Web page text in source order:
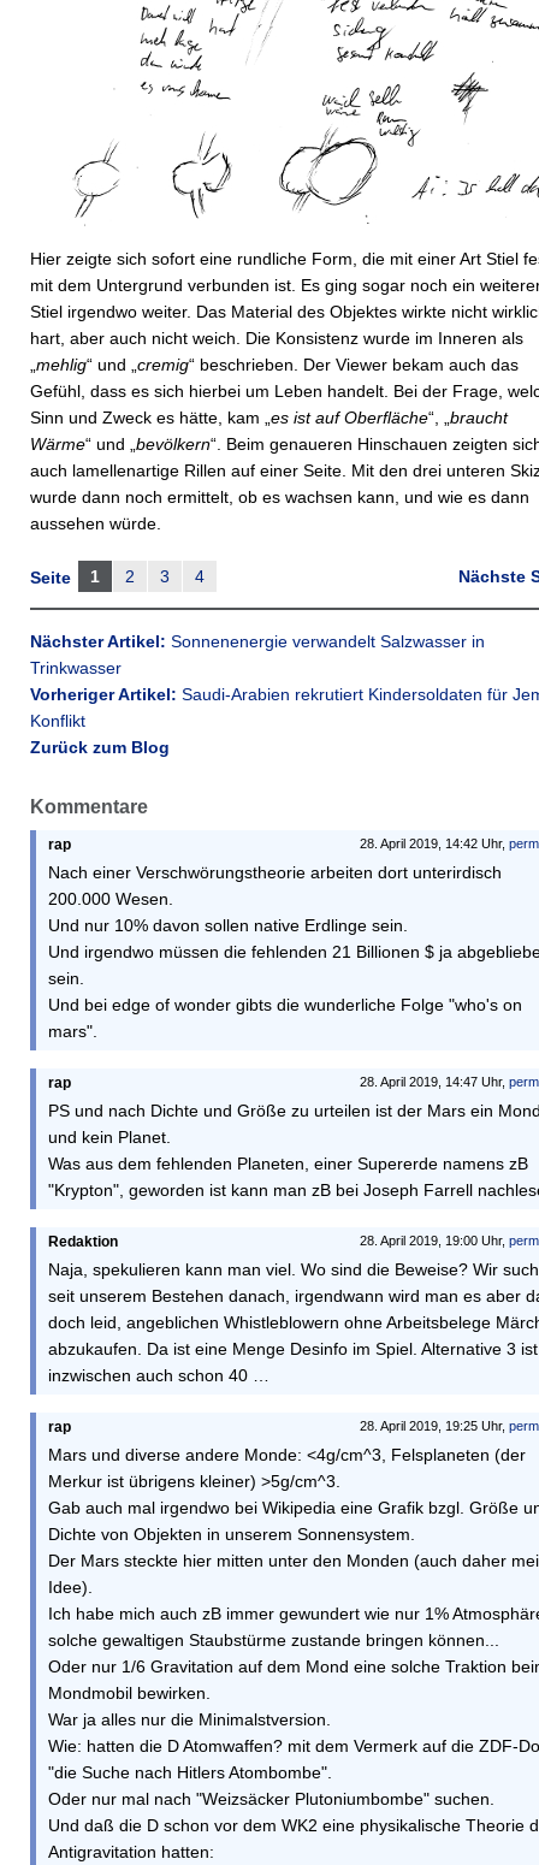
Hier zeigte sich sofort eine rundliche Form, die mit einer Art Stiel
mit dem Untergrund verbunden ist. Es ging sogar noch ein
Stiel irgendwo weiter. Das Material des Objektes wirkte nicht
hart, aber auch nicht weich. Die Konsistenz wurde im Inneren als
mehlig“ und „ cremig“ beschrieben. Der Viewer bekam auch das
Gefühl, dass es sich hierbei um Leben handelt. Bei der Frage,
Sinn und Zweck es hätte, kam „ es ist auf Oberfläche“, „ braucht
Wärme“ und „ bevölkern“. Beim genaueren Hinschauen zeigten
auch lamellenartige Rillen auf einer Seite. Mit den drei unteren
wurde dann noch ermittelt, ob es wachsen kann, und wie es dann
aussehen würde.
Nächste
Seite 1 2 3 4
Nächster Artikel: Sonnenenergie verwandelt Salzwasser in
Trinkwasser
Vorheriger Artikel: Saudi-Arabien rekrutiert Kindersoldaten für
Konflikt
Zurück zum Blog
Kommentare
28. April 2019, 14:42 Uhr,
rap
Nach einer Verschwörungstheorie arbeiten dort unterirdisch
200.000 Wesen.
Und nur 10% davon sollen native Erdlinge sein.
Und irgendwo müssen die fehlenden 21 Billionen $ ja
sein.
Und bei edge of wonder gibts die wunderliche Folge "who's on
mars".
28. April 2019, 14:47 Uhr,
rap
PS und nach Dichte und Größe zu urteilen ist der Mars ein
und kein Planet.
Was aus dem fehlenden Planeten, einer Supererde namens zB
"Krypton", geworden ist kann man zB bei Joseph Farrell
28. April 2019, 19:00 Uhr,
Redaktion
Naja, spekulieren kann man viel. Wo sind die Beweise? Wir
seit unserem Bestehen danach, irgendwann wird man es aber
doch leid, angeblichen Whistleblowern ohne Arbeitsbelege
abzukaufen. Da ist eine Menge Desinfo im Spiel. Alternative 3
inzwischen auch schon 40 …
28. April 2019, 19:25 Uhr,
rap
Mars und diverse andere Monde: <4g/cm^3, Felsplaneten (der
Merkur ist übrigens kleiner) >5g/cm^3.
Gab auch mal irgendwo bei Wikipedia eine Grafik bzgl. Größe
Dichte von Objekten in unserem Sonnensystem.
Der Mars steckte hier mitten unter den Monden (auch daher
Idee).
Ich habe mich auch zB immer gewundert wie nur 1%
solche gewaltigen Staubstürme zustande bringen können...
Oder nur 1/6 Gravitation auf dem Mond eine solche Traktion
Mondmobil bewirken.
War ja alles nur die Minimalstversion.
Wie: hatten die D Atomwaffen? mit dem Vermerk auf die ZDF-
"die Suche nach Hitlers Atombombe".
Oder nur mal nach "Weizsäcker Plutoniumbombe" suchen.
Und daß die D schon vor dem WK2 eine physikalische Theorie
Antigravitation hatten: